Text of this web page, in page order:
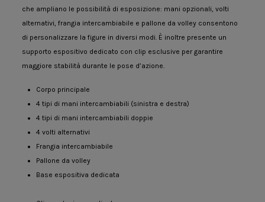
che ampliano le possibilità di esposizione: mani opzionali, volti
alternativi, frangia intercambiabile e pallone da volley consentono
di personalizzare la figure in diversi modi. È inoltre presente un
supporto espositivo dedicato con clip esclusive per garantire
maggiore stabilità durante le pose d’azione.
Corpo principale
4 tipi di mani intercambiabili (sinistra e destra)
4 tipi di mani intercambiabili doppie
4 volti alternativi
Frangia intercambiabile
Pallone da volley
Base espositiva dedicata